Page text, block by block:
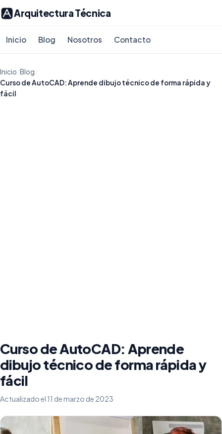
Arquitectura Técnica
Inicio Blog Nosotros Contacto
Inicio/Blog/
Curso de AutoCAD: Aprende dibujo técnico de forma rápida y
fácil
Curso de AutoCAD: Aprende
dibujo técnico de forma rápida y
fácil
Actualizado el 11 de marzo de 2023